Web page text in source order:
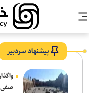
پیشنهاد سردبیر
صفی